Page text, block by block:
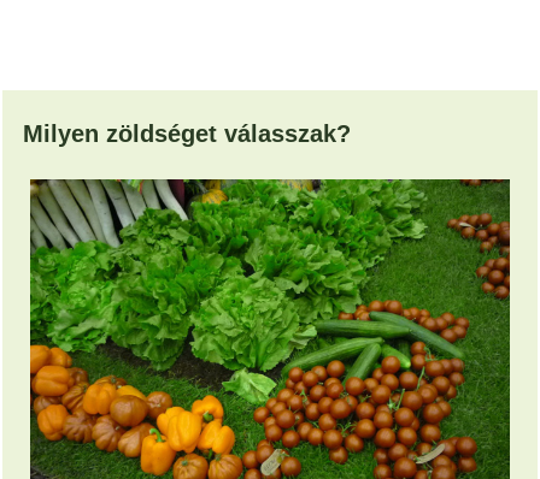
Milyen zöldséget válasszak?